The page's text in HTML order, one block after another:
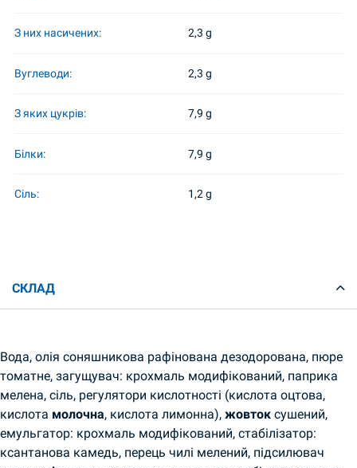
З них насичених: 2,3 g
Вуглеводи: 2,3 g
З яких цукрів: 7,9 g
Білки: 7,9 g
Сіль: 1,2 g
СКЛАД
Вода, олія соняшникова рафінована дезодорована, пюре
томатне, загущувач: крохмаль модифікований, паприка
мелена, сіль, регулятори кислотності (кислота оцтова,
кислота молочна, кислота лимонна), жовток сушений,
емульгатор: крохмаль модифікований, стабілізатор:
ксантанова камедь, перець чилі мелений, підсилювач